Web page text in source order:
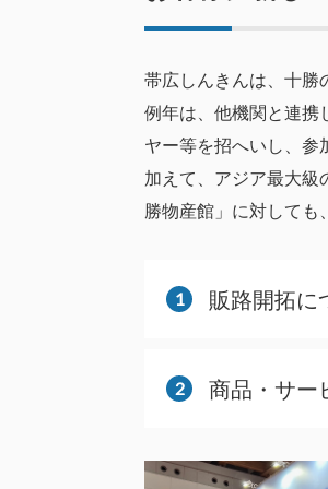
帯広しんきんは、十勝
例年は、他機関と連携
ヤー等を招へいし、
加えて、アジア最大
勝物産館」に対して
販路開拓に
商品・サー